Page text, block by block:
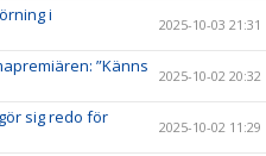
i
2025-10-03 21:31
”Känns
2025-10-02 20:32
sig redo för
2025-10-02 11:29